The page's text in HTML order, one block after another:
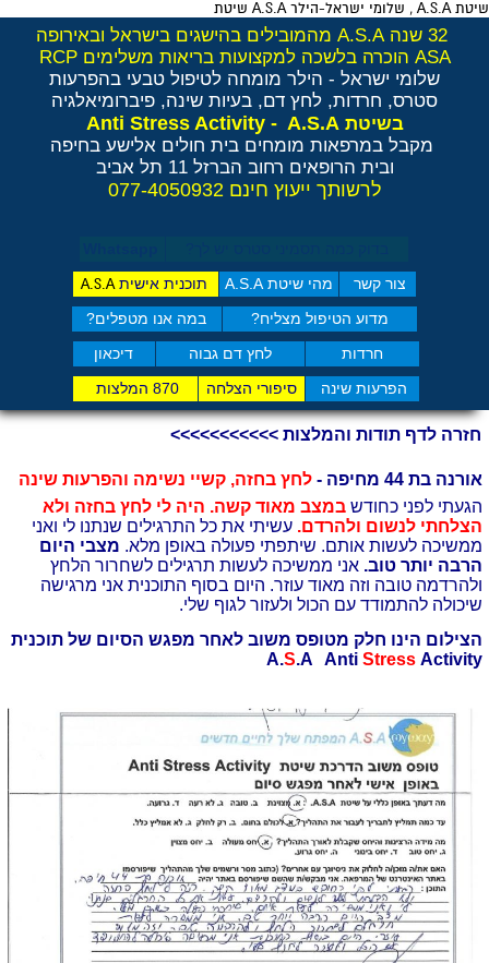
שיטת A.S.A , שלומי ישראל-הילר A.S.A שיטת
צור קשר מהי שיטת A.S.A תוכנית אישיתA.S.A
חרדות לחץ דם גבוה דיכאון
מדוע הטיפול מצליח? במה אנו מטפלים?
הפרעות שינה סיפורי הצלחה 870 המלצות
32 שנה A.S.A מהמובילים בהישגים בישראל ובאירופה
ASA הוכרה בלשכה למקצועות בריאות משלימים RCP
שלומי ישראל - הילר מומחה לטיפול טבעי בהפרעות
סטרס, חרדות, לחץ דם, בעיות שינה, פיברומיאלגיה
בשיטת Anti Stress Activity - A.S.A
מקבל במרפאות מומחים בית חולים אלישע בחיפה
ובית הרופאים רחוב הברזל 11 תל אביב
לרשותך ייעוץ חינם 077-4050932
אורנה בת 44 מחיפה -
לחץ בחזה, קשיי נשימה והפרעות שינה
הגעתי לפני כחודשבמצב מאוד קשה. היה לי לחץ בחזה ולא
הצלחתי לנשום ולהרדם.עשיתי את כל התרגילים שנתנו לי ואני
ממשיכה לעשות אותם. שיתפתי פעולה באופן מלא. מצבי היום
הרבה יותר טוב.אני ממשיכה לעשות תרגילים לשחרור הלחץ
ולהרדמה טובה וזה מאוד עוזר. היום בסוף התוכנית אני מרגישה
שיכולה להתמודד עם הכול ולעזור לגוף שלי.
הצילום הינו חלק מטופס משוב לאחר מפגש הסיום של תוכנית
A.S.A Anti StressActivity
חזרה לדף תודות והמלצות >>>>>>>>>>>